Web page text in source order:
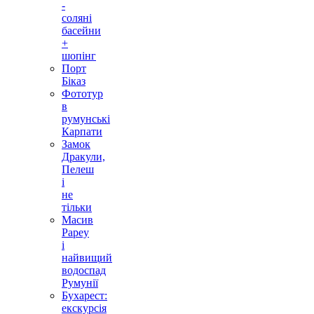
-
соляні
басейни
+
шопінг
Порт
Біказ
Фототур
в
румунські
Карпати
Замок
Дракули,
Пелеш
і
не
тільки
Масив
Рареу
і
найвищий
водоспад
Румунії
Бухарест:
екскурсія